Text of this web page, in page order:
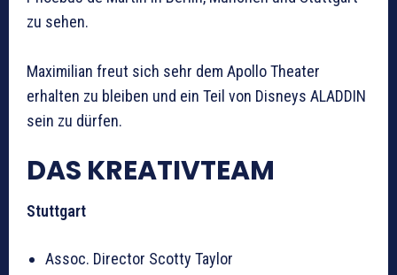
zu sehen.
Maximilian freut sich sehr dem Apollo Theater
erhalten zu bleiben und ein Teil von Disneys ALADDIN
sein zu dürfen.
DAS KREATIVTEAM
Stuttgart
Assoc. Director Scotty Taylor